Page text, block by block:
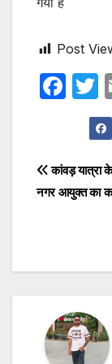
Post
F
e
b
k
Post
कांवड़ यात्रा के
नगर आयुक्त का